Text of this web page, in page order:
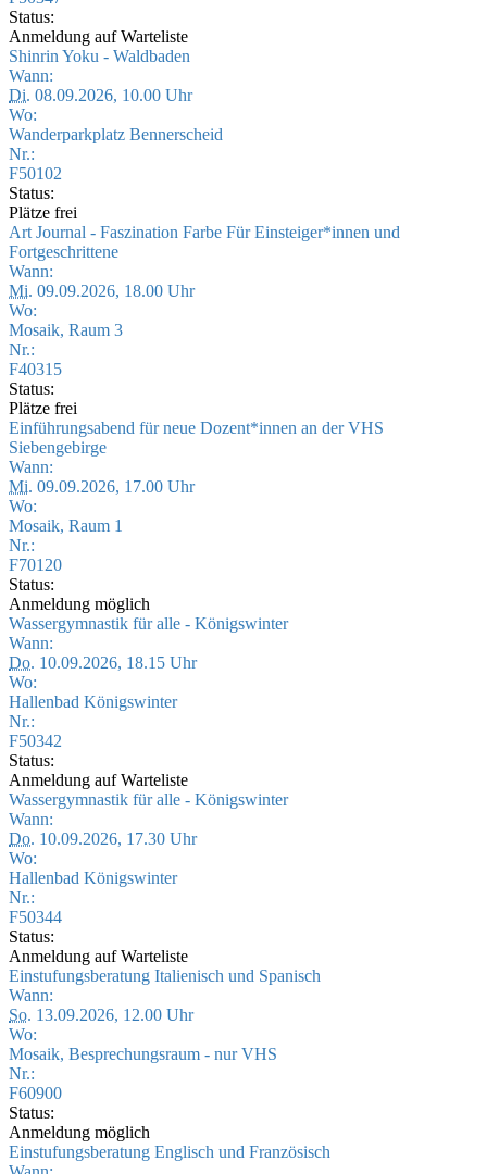
Status:
Anmeldung auf Warteliste
Shinrin Yoku - Waldbaden
Wann:
Di. 08.09.2026, 10.00 Uhr
Wo:
Wanderparkplatz Bennerscheid
Nr.:
F50102
Status:
Plätze frei
Art Journal - Faszination Farbe Für Einsteiger*innen und
Fortgeschrittene
Wann:
Mi. 09.09.2026, 18.00 Uhr
Wo:
Mosaik, Raum 3
Nr.:
F40315
Status:
Plätze frei
Einführungsabend für neue Dozent*innen an der VHS
Siebengebirge
Wann:
Mi. 09.09.2026, 17.00 Uhr
Wo:
Mosaik, Raum 1
Nr.:
F70120
Status:
Anmeldung möglich
Wassergymnastik für alle - Königswinter
Wann:
Do. 10.09.2026, 18.15 Uhr
Wo:
Hallenbad Königswinter
Nr.:
F50342
Status:
Anmeldung auf Warteliste
Wassergymnastik für alle - Königswinter
Wann:
Do. 10.09.2026, 17.30 Uhr
Wo:
Hallenbad Königswinter
Nr.:
F50344
Status:
Anmeldung auf Warteliste
Einstufungsberatung Italienisch und Spanisch
Wann:
So. 13.09.2026, 12.00 Uhr
Wo:
Mosaik, Besprechungsraum - nur VHS
Nr.:
F60900
Status:
Anmeldung möglich
Einstufungsberatung Englisch und Französisch